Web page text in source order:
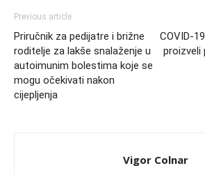
Previous article
Priručnik za pedijatre i brižne
roditelje za lakše snalaženje u
autoimunim bolestima koje se
mogu očekivati nakon
cijepljenja
COVID-
proizveli
Vigor Colnar